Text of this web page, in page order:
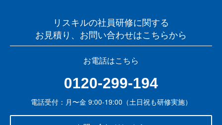
リスキルの社員研修に関する
お見積り、お問い合わせはこちらから
お電話はこちら
0120-299-194
電話受付：月〜金 9:00-19:00（土日祝も研修実施）